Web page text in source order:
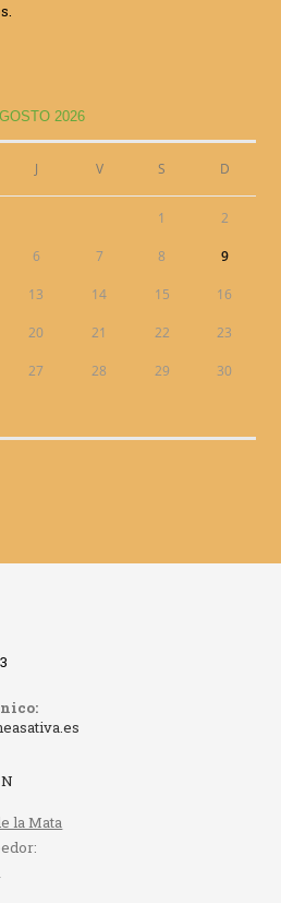
2026
J V S D
1 2
6 7 8 9
13 14 15 16
20 21 22 23
27 28 29 30
la Mata